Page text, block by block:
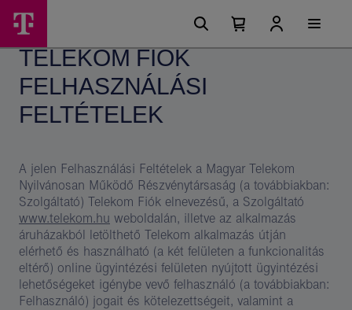
Telekom
Online
Felhasználási
Feltételek
Telekom
csoport
Főmenü
lehetőségek
Kosárban
Kosár
TELEKOM FIÓK
FELHASZNÁLÁSI
FELTÉTELEK
A jelen Felhasználási Feltételek a Magyar Telekom
Nyilvánosan Működő Részvénytársaság (a továbbiakban:
Szolgáltató) Telekom Fiók elnevezésű, a Szolgáltató
www.telekom.hu weboldalán, illetve az alkalmazás
áruházakból letölthető Telekom alkalmazás útján
elérhető és használható (a két felületen a funkcionalitás
eltérő) online ügyintézési felületen nyújtott ügyintézési
lehetőségeket igénybe vevő felhasználó (a továbbiakban:
Felhasználó) jogait és kötelezettségeit, valamint a